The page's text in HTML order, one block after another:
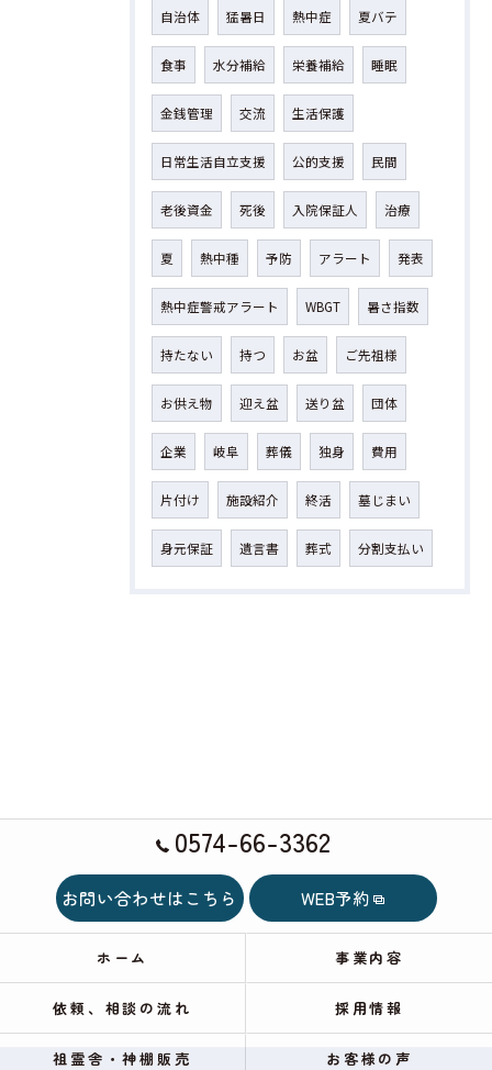
自治体 猛暑日 熱中症 夏バテ
食事 水分補給 栄養補給 睡眠
金銭管理 交流 生活保護
日常生活自立支援 公的支援 民間
老後資金 死後 入院保証人 治療
夏 熱中種 予防 アラート 発表
熱中症警戒アラート WBGT 暑さ指数
持たない 持つ お盆 ご先祖様
お供え物 迎え盆 送り盆 団体
企業 岐阜 葬儀 独身 費用
片付け 施設紹介 終活 墓じまい
身元保証 遺言書 葬式 分割支払い
0574-66-3362
お問い合わせはこちら WEB予約
ホーム 事業内容
依頼、相談の流れ 採用情報
祖霊舎・神棚販売 お客様の声